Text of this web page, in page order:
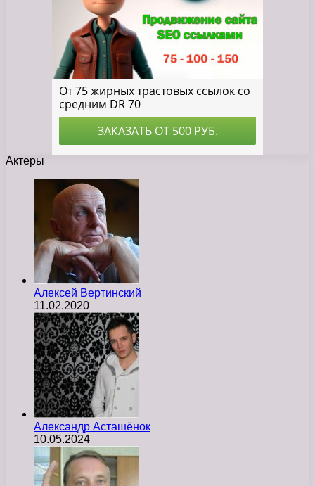
Актеры
Алексей Вертинский
11.02.2020
Александр Асташёнок
10.05.2024